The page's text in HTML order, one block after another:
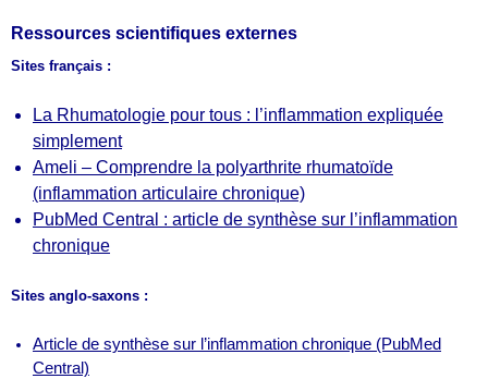
Ressources scientifiques externes
Sites français :
La Rhumatologie pour tous : l’inflammation expliquée
simplement
Ameli – Comprendre la polyarthrite rhumatoïde
(inflammation articulaire chronique)
PubMed Central : article de synthèse sur l’inflammation
chronique
Sites anglo-saxons :
Article de synthèse sur l’inflammation chronique (PubMed
Central)